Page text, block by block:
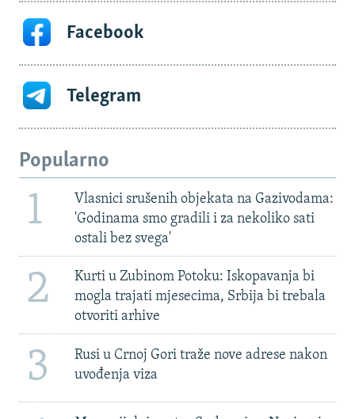
Facebook
Telegram
Popularno
1
Vlasnici srušenih objekata na Gazivodama:
'Godinama smo gradili i za nekoliko sati
ostali bez svega'
2
Kurti u Zubinom Potoku: Iskopavanja bi
mogla trajati mjesecima, Srbija bi trebala
otvoriti arhive
3
Rusi u Crnoj Gori traže nove adrese nakon
uvođenja viza